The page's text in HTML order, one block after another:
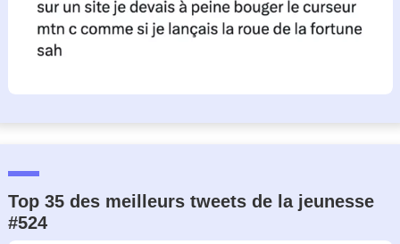
Top 35 des meilleurs tweets de la jeunesse
#524